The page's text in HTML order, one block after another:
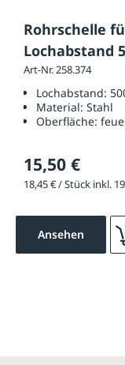
Rohrschelle
Lochabstand
Art-Nr. 258.374
Lochabstand:
Material: Stahl
Oberfläche:
15,50 €
18,45 € / Stück inkl.
Ansehen